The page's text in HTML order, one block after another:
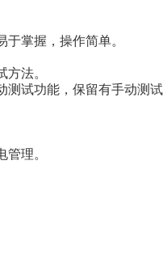
于掌握，操作简单。
方法。
测试功能，保留有手动测
管理。